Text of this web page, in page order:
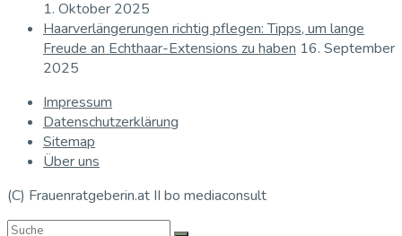
1. Oktober 2025
Haarverlängerungen richtig pflegen: Tipps, um lange
Freude an Echthaar-Extensions zu haben 16. September
2025
Impressum
Datenschutzerklärung
Sitemap
Über uns
(C) Frauenratgeberin.at II bo mediaconsult